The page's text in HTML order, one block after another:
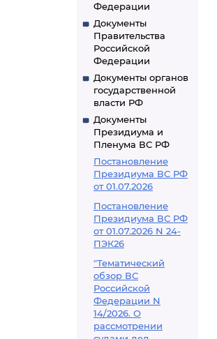
Федерации
Документы
Правительства
Российской
Федерации
Документы органов
государственной
власти РФ
Документы
Президиума и
Пленума ВС РФ
Постановление
Президиума ВС РФ
от 01.07.2026
Постановление
Президиума ВС РФ
от 01.07.2026 N 24-
ПЭК26
"Тематический
обзор ВС
Российской
Федерации N
14/2026. О
рассмотрении